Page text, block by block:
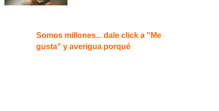
Somos millones... dale click a "Me
gusta" y averigua porqué